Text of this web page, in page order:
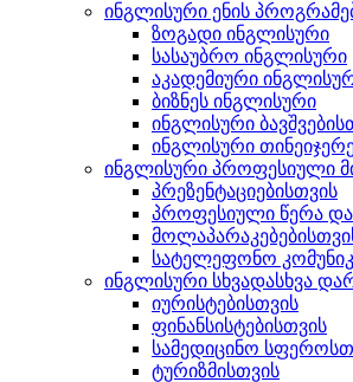
ინგლისური ენის
ზოგადი ინგლისური
სასაუბრო ინგლისური
აკადემიური
ბიზნეს ინგლისური
ინგლისური
ინგლისური
ინგლისური პროფესიული
პრეზენტაციებისთვის
პროფესიული წერა და
სატელეფონო
ინგლისური სხვადასხვა
იურისტებისთვის
ფინანსისტებისთვის
სამედიცინო
ტურიზმისთვის